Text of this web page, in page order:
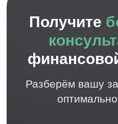
Поддержка на запуске
передачи бизнеса
Полный комплект
рабочей инструкцией
100% компаний с
историей